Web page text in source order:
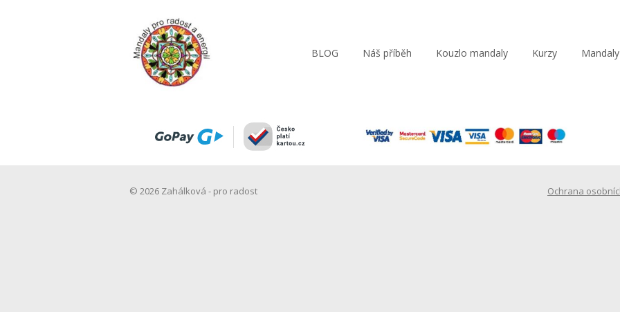
BLOG Náš příběh Kouzlo mandaly Kurzy
Ochrana
© 2026 Zahálková - pro radost